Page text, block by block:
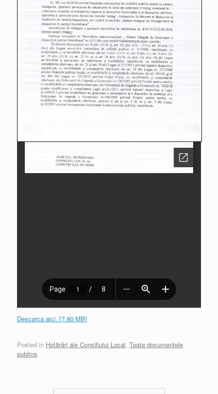
Descarca aici. [7.80 MB]
Posted in Hotărâri ale Consiliului Local, Toate documentele
publice.